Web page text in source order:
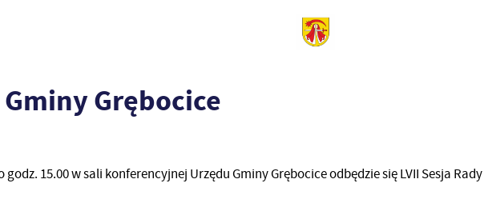
Grębocice
godz. 15.00 w sali konferencyjnej Urzędu Gminy Grębocice odbędzie się LVII Sesja